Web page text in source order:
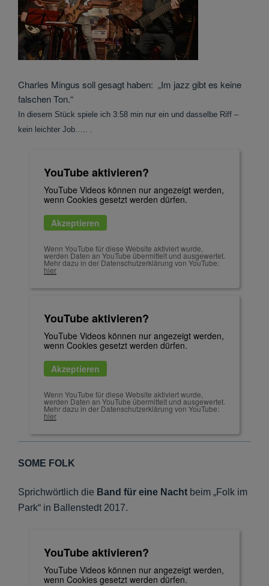
Charles Mingus soll gesagt haben: „Im jazz gibt es keine
falschen Ton.“
In diesem Stück spiele ich 3:58 min nur ein und dasselbe Riff –
kein leichter Job….. .
YouTube aktivieren?
YouTube Videos können nur angezeigt werden,
wenn Cookies gesetzt werden dürfen.
Akzeptieren
Wenn YouTube für diese Website aktiviert wurde,
werden Daten an YouTube übermittelt und ausgewertet.
Mehr dazu in der Datenschutzerklärung von YouTube:
hier
YouTube aktivieren?
YouTube Videos können nur angezeigt werden,
wenn Cookies gesetzt werden dürfen.
Akzeptieren
Wenn YouTube für diese Website aktiviert wurde,
werden Daten an YouTube übermittelt und ausgewertet.
Mehr dazu in der Datenschutzerklärung von YouTube:
hier
SOME FOLK
Sprichwörtlich die Band für eine Nacht beim „Folk im
Park“ in Ballenstedt 2017.
YouTube aktivieren?
YouTube Videos können nur angezeigt werden,
wenn Cookies gesetzt werden dürfen.